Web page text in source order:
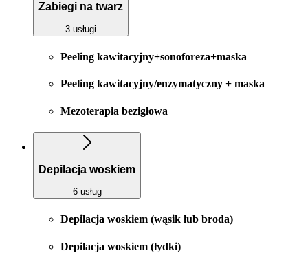
Zabiegi na twarz
3 usługi
Peeling kawitacyjny+sonoforeza+maska
Peeling kawitacyjny/enzymatyczny + maska
Mezoterapia bezigłowa
Depilacja woskiem
6 usług
Depilacja woskiem (wąsik lub broda)
Depilacja woskiem (łydki)